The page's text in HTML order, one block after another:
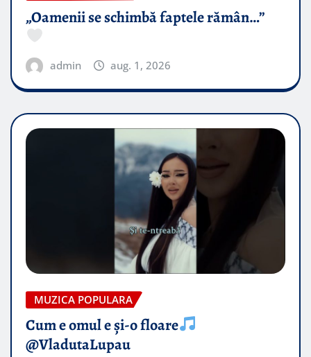
„Oamenii se schimbă faptele rămân…”
admin aug. 1, 2026
MUZICA POPULARA
Cum e omul e și-o floare
@VladutaLupau